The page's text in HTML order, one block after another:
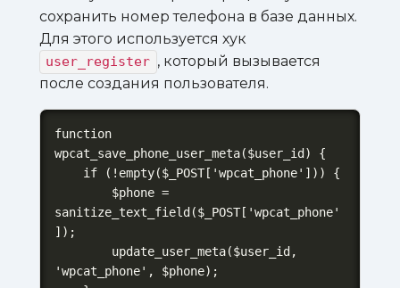
сохранить номер телефона в базе данных.
Для этого используется хук
user_register , который вызывается
после создания пользователя.
function
wpcat_save_phone_user_meta($user_id) {
sanitize_text_field($_POST['wpcat_phone'
]);
'wpcat_phone', $phone);